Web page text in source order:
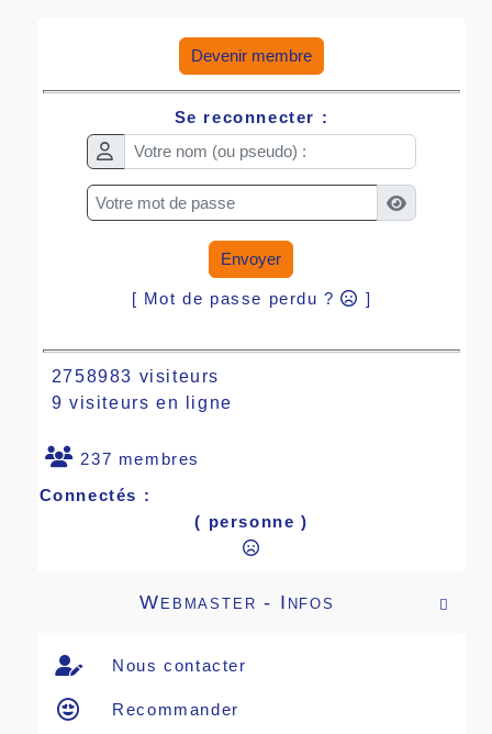
Devenir membre
Se reconnecter :
Envoyer
[ Mot de passe perdu ? ]
2758983 visiteurs
9 visiteurs en ligne
237 membres
Connectés :
( personne )

Webmaster - Infos
Nous contacter
Recommander